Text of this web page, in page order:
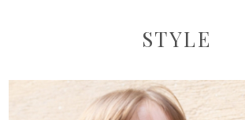
STYLE